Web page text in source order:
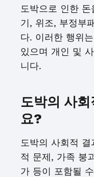
도박으로 인한
기, 위조, 부정부
다. 이러한 행위
있으며 개인 및
니다.
도박의 사
요?
도박의 사회적
적 문제, 가족 붕
가 등이 포함될